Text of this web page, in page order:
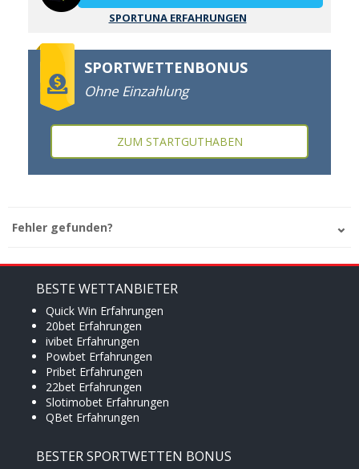
SPORTUNA ERFAHRUNGEN
SPORTWETTENBONUS
Ohne Einzahlung
ZUM STARTGUTHABEN
Fehler gefunden?
BESTE WETTANBIETER
Quick Win Erfahrungen
20bet Erfahrungen
ivibet Erfahrungen
Powbet Erfahrungen
Pribet Erfahrungen
22bet Erfahrungen
Slotimobet Erfahrungen
QBet Erfahrungen
BESTER SPORTWETTEN BONUS